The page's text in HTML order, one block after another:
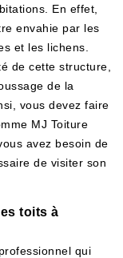
En effet,
envahie par les
et les lichens.
de cette structure,
de la
vous devez faire
MJ Toiture
avez besoin de
de visiter son
toits à
qui